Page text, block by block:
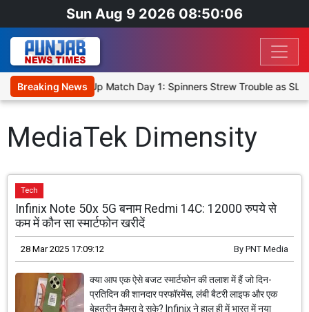
Sun Aug 9 2026 08:50:06
Breaking News
Cricket XI, Warm-Up Match Day 1: Spinners Strew Trouble as
MediaTek Dimensity
Tech
Infinix Note 50x 5G बनाम Redmi 14C: 12000 रुपये से
कम में कौन सा स्मार्टफोन खरीदें
28 Mar 2025 17:09:12 By PNT Media
क्या आप एक ऐसे बजट स्मार्टफोन की तलाश में हैं जो दिन-
प्रतिदिन की शानदार परफॉरमेंस, लंबी बैटरी लाइफ और एक
बेहतरीन कैमरा दे सके? Infinix ने हाल ही में भारत में नया